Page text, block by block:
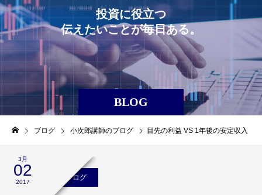
BLOG
投資に役立つ
伝え たいことが毎日ある。
ブログ 小次郎講師のブログ 目先の利益 VS 1年後の安定収入
3月
02
2017
小次郎講師のブログ